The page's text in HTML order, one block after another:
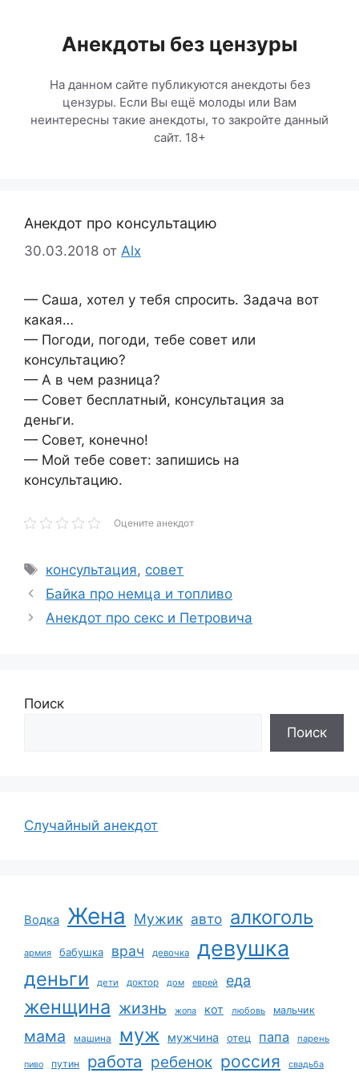
содержимомуАнекдоты без цензуры
На данном сайте публикуются анекдоты без
цензуры. Если Вы ещё молоды или Вам
неинтересны такие анекдоты, то закройте данный
сайт. 18+
Анекдот про консультацию
30.03.2018 от Alx
— Саша, хотел у тебя спросить. Задача вот
какая…
— Погоди, погоди, тебе совет или
консультацию?
— А в чем разница?
— Совет бесплатный, консультация за
деньги.
— Совет, конечно!
— Мой тебе совет: запишись на
консультацию.
Оцените анекдот
Метки
консультация, совет
Байка про немца и топливо
Анекдот про секс и Петровича
Поиск
Поиск
Случайный анекдот
Водка Жена Мужик авто алкоголь
армия бабушка врач девочка девушка
деньги дети доктор дом еврей еда
женщина жизнь жопа кот любовь мальчик
мама машина муж мужчина отец папа парень
пиво путин работа ребенок россия свадьба